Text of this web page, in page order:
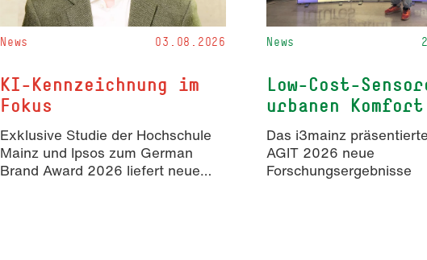
News 03.08.2026
KI-Kennzeichnung im
Fokus
Exklusive Studie der Hochschule
Mainz und Ipsos zum German
Brand Award 2026 liefert neue
News
Low-Cost-
urbanen Komfort
Das i3mainz
AGIT 2026 neue
Forschungsergebnisse